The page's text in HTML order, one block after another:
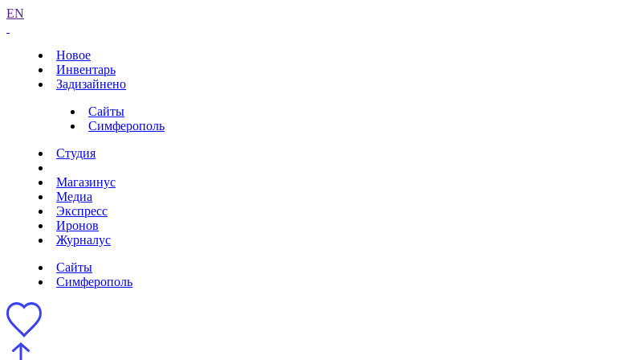
EN
Новое
Инвентарь
Задизайнено
Сайты
Симферополь
Студия
Магазинус
Медиа
Экспресс
Иронов
Журналус
Сайты
Симферополь